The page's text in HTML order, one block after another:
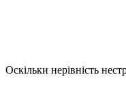
Оскільки нерівність